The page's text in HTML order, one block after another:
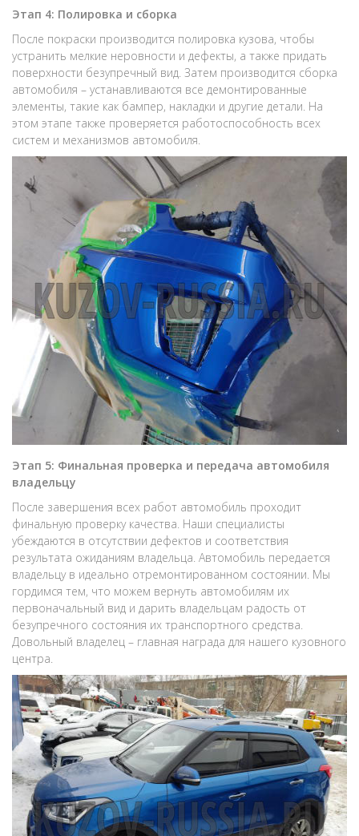
Этап 4: Полировка и сборка
После покраски производится полировка кузова, чтобы
устранить мелкие неровности и дефекты, а также придать
поверхности безупречный вид. Затем производится сборка
автомобиля – устанавливаются все демонтированные
элементы, такие как бампер, накладки и другие детали. На
этом этапе также проверяется работоспособность всех
систем и механизмов автомобиля.
Этап 5: Финальная проверка и передача автомобиля
владельцу
После завершения всех работ автомобиль проходит
финальную проверку качества. Наши специалисты
убеждаются в отсутствии дефектов и соответствия
результата ожиданиям владельца. Автомобиль передается
владельцу в идеально отремонтированном состоянии. Мы
гордимся тем, что можем вернуть автомобилям их
первоначальный вид и дарить владельцам радость от
безупречного состояния их транспортного средства.
Довольный владелец – главная награда для нашего кузовного
центра.